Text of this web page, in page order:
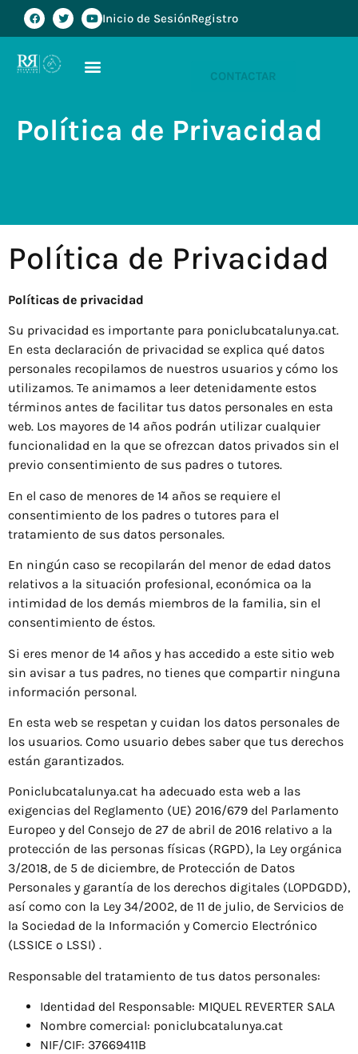
Inicio de SesiónRegistro
CONTACTAR
Política de Privacidad
Política de Privacidad
Políticas de privacidad
Su privacidad es importante para poniclubcatalunya.cat.
En esta declaración de privacidad se explica qué datos
personales recopilamos de nuestros usuarios y cómo los
utilizamos. Te animamos a leer detenidamente estos
términos antes de facilitar tus datos personales en esta
web. Los mayores de 14 años podrán utilizar cualquier
funcionalidad en la que se ofrezcan datos privados sin el
previo consentimiento de sus padres o tutores.
En el caso de menores de 14 años se requiere el
consentimiento de los padres o tutores para el
tratamiento de sus datos personales.
En ningún caso se recopilarán del menor de edad datos
relativos a la situación profesional, económica oa la
intimidad de los demás miembros de la familia, sin el
consentimiento de éstos.
Si eres menor de 14 años y has accedido a este sitio web
sin avisar a tus padres, no tienes que compartir ninguna
información personal.
En esta web se respetan y cuidan los datos personales de
los usuarios. Como usuario debes saber que tus derechos
están garantizados.
Poniclubcatalunya.cat ha adecuado esta web a las
exigencias del Reglamento (UE) 2016/679 del Parlamento
Europeo y del Consejo de 27 de abril de 2016 relativo a la
protección de las personas físicas (RGPD), la Ley orgánica
3/2018, de 5 de diciembre, de Protección de Datos
Personales y garantía de los derechos digitales (LOPDGDD),
así como con la Ley 34/2002, de 11 de julio, de Servicios de
la Sociedad de la Información y Comercio Electrónico
(LSSICE o LSSI) .
Responsable del tratamiento de tus datos personales:
Identidad del Responsable: MIQUEL REVERTER SALA
Nombre comercial: poniclubcatalunya.cat
NIF/CIF: 37669411B